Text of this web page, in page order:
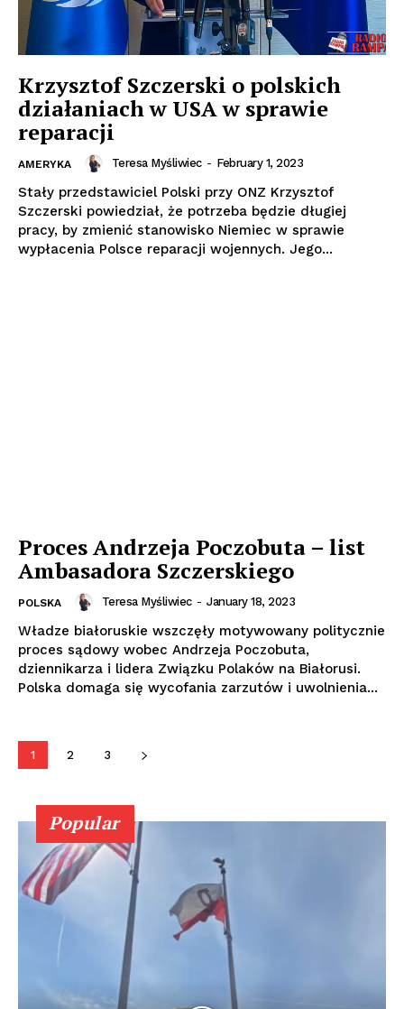
Krzysztof Szczerski o polskich
działaniach w USA w sprawie
reparacji
AMERYKA Teresa Myśliwiec - February 1, 2023
Stały przedstawiciel Polski przy ONZ Krzysztof
Szczerski powiedział, że potrzeba będzie długiej
pracy, by zmienić stanowisko Niemiec w sprawie
wypłacenia Polsce reparacji wojennych. Jego...
Proces Andrzeja Poczobuta – list
Ambasadora Szczerskiego
POLSKA Teresa Myśliwiec - January 18, 2023
Władze białoruskie wszczęły motywowany politycznie
proces sądowy wobec Andrzeja Poczobuta,
dziennikarza i lidera Związku Polaków na Białorusi.
Polska domaga się wycofania zarzutów i uwolnienia...
1 2 3
Popular